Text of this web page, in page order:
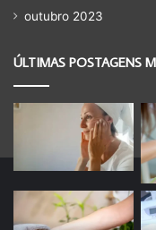
outubro 2023
ÚLTIMAS POSTAGENS